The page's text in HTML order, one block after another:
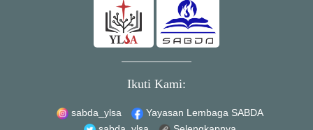
Ikuti Kami:
sabda_ylsa
Yayasan Lembaga SABDA